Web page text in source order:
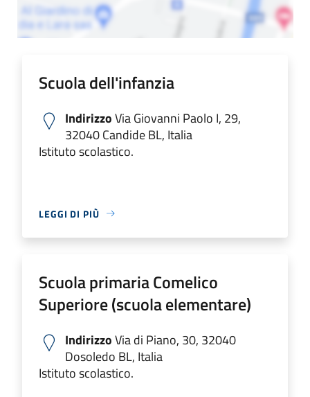
Scuola dell'infanzia
IndirizzoVia Giovanni Paolo I, 29,
32040 Candide BL, Italia
Istituto scolastico.
LEGGI DI PIÙ
Scuola primaria Comelico
Superiore (scuola elementare)
IndirizzoVia di Piano, 30, 32040
Dosoledo BL, Italia
Istituto scolastico.